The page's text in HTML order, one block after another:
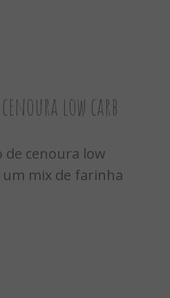
low carb
de cenoura low
mix de farinha